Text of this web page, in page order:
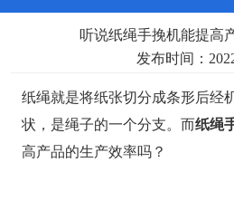
听说纸绳手挽机能提高
发布时间：
纸绳就是将纸张切分成条形后经
状，是绳子的一个分支。而纸绳
高产品的生产效率吗？